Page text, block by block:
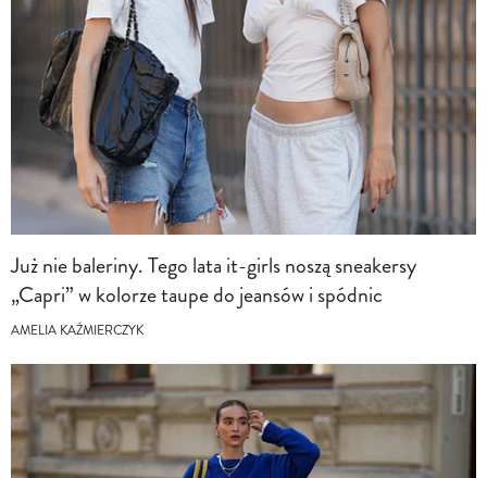
Już nie baleriny. Tego lata it-girls noszą sneakersy
„Capri” w kolorze taupe do jeansów i spódnic
AMELIA KAŹMIERCZYK